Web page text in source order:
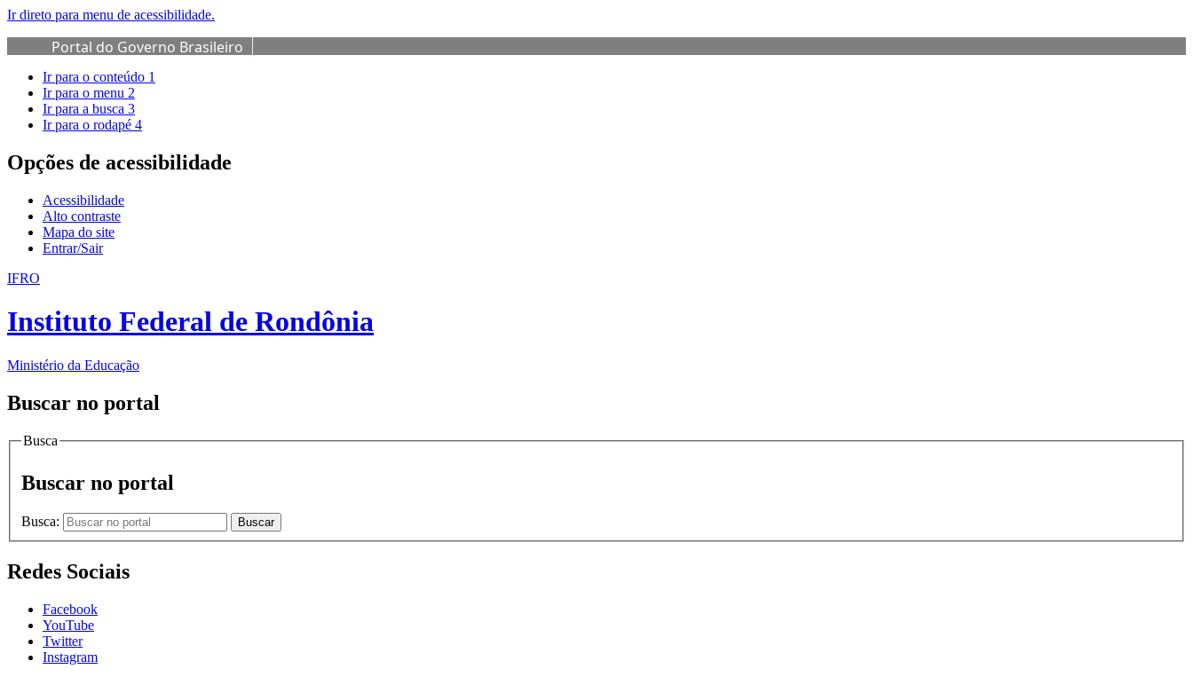
Ir direto para menu de acessibilidade.
Portal do Governo Brasileiro
Ir para o conteúdo 1
Ir para o menu 2
Ir para a busca 3
Ir para o rodapé 4
Opções de acessibilidade
Acessibilidade
Alto contraste
Mapa do site
Entrar/Sair
IFRO
Instituto Federal de Rondônia
Ministério da Educação
Buscar no portal
Busca
Buscar no portal
Busca: Buscar
Redes Sociais
Facebook
YouTube
Twitter
Instagram